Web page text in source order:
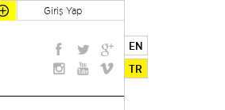
Giriş Yap
EN
TR